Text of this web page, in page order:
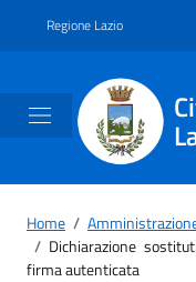
Regione Lazio
Home /
/ Dichiarazione
firma autenticata